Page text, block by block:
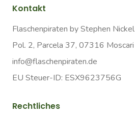
Kontakt
Flaschenpiraten by Stephen Nickel
Pol. 2, Parcela 37, 07316 Moscari
info@flaschenpiraten.de
EU Steuer-ID: ESX9623756G
Rechtliches